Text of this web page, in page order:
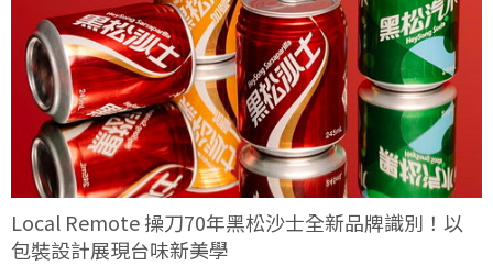
Local Remote 操刀70年黑松沙士全新品牌識別！以
包裝設計展現台味新美學